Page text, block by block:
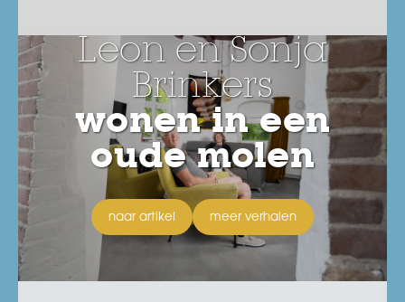
Leon en Sonja
Brinkers
wonen in een
oude molen
naar artikel meer verhalen